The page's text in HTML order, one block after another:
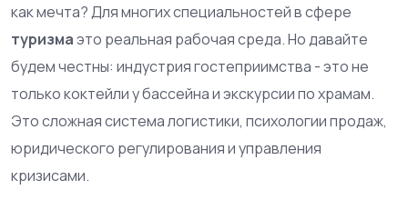
как мечта? Для многих специальностей в сфере
туризмаэто реальная рабочая среда. Но давайте
будем честны: индустрия гостеприимства - это не
только коктейли у бассейна и экскурсии по храмам.
Это сложная система логистики, психологии продаж,
юридического регулирования и управления
кризисами.